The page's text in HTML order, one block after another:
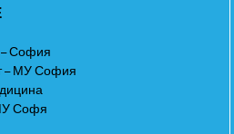
– София
– МУ София
Софя